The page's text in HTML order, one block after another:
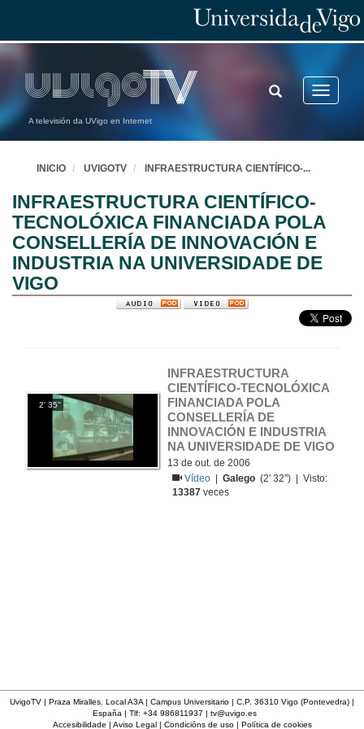
A televisión da UVigo en Internet
Toggle
TOGGLE
SEARCH
INICIO UVIGOTV INFRAESTRUCTURA CIENTÍFICO-...
INFRAESTRUCTURA CIENTÍFICO-
TECNOLÓXICA FINANCIADA POLA
CONSELLERÍA DE INNOVACIÓN E
INDUSTRIA NA UNIVERSIDADE DE
VIGO
2' 35''
INFRAESTRUCTURA
CIENTÍFICO-TECNOLÓXICA
FINANCIADA POLA
CONSELLERÍA DE
INNOVACIÓN E INDUSTRIA
NA UNIVERSIDADE DE VIGO
13 de out. de 2006
Vídeo
|Galego (2' 32'') | Visto:
13387 veces
UvigoTV | Praza Miralles. Local A3A | Campus Universitario | C.P. 36310 Vigo (Pontevedra) |
España | Tlf: +34 986811937 | tv@uvigo.es
Accesibilidade | Aviso Legal| Condicións de uso| Política de cookies